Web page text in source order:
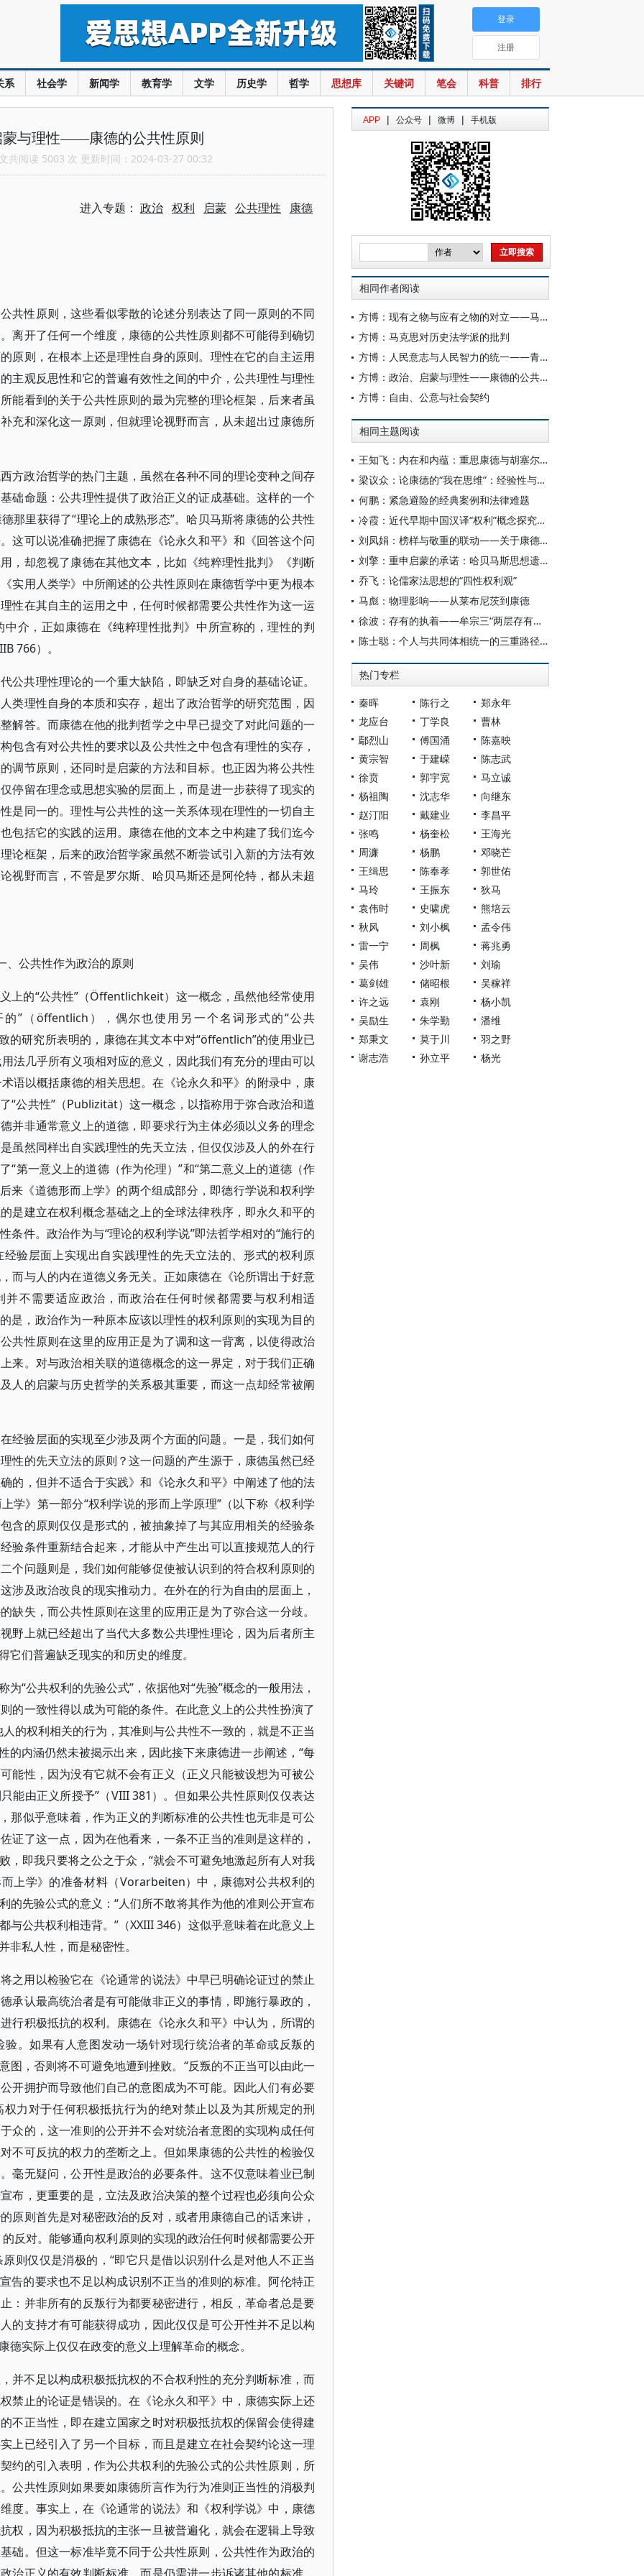
系 社会学 新闻学 教育学 文学 历史学 哲学 思想库 关键词 笔会 科普 排行
登录
注册
蒙与理性——康德的公共性原则
阅读 5003 次 更新时间：2024-03-27 00:32
进入专题： 政治 权利 启蒙 公共理性 康德
共性原则，这些看似零散的论述分别表达了同一原则的不同
离开了任何一个维度，康德的公共性原则都不可能得到确切
原则，在根本上还是理性自身的原则。理性在它的自主运用
主观反思性和它的普遍有效性之间的中介，公共理性与理性
能看到的关于公共性原则的最为完整的理论框架，后来者虽
充和深化这一原则，但就理论视野而言，从未超出过康德所
方政治哲学的热门主题，虽然在各种不同的理论变种之间存
础命题：公共理性提供了政治正义的证成基础。这样的一个
那里获得了“理论上的成熟形态”。哈贝马斯将康德的公共性
这可以说准确把握了康德在《论永久和平》和《回答这个问
，却忽视了康德在其他文本，比如《纯粹理性批判》《判断
实用人类学》中所阐述的公共性原则在康德哲学中更为根本
性在其自主的运用之中，任何时候都需要公共性作为这一运
介，正如康德在《纯粹理性批判》中所宣称的，理性的判
766）。
公共理性理论的一个重大缺陷，即缺乏对自身的基础论证。
类理性自身的本质和实存，超出了政治哲学的研究范围，因
解答。而康德在他的批判哲学之中早已提交了对此问题的一
包含有对公共性的要求以及公共性之中包含有理性的实存，
调节原则，还同时是启蒙的方法和目标。也正因为将公共性
停留在理念或思想实验的层面上，而是进一步获得了现实的
是同一的。理性与公共性的这一关系体现在理性的一切自主
包括它的实践的运用。康德在他的文本之中构建了我们迄今
论框架，后来的政治哲学家虽然不断尝试引入新的方法有效
视野而言，不管是罗尔斯、哈贝马斯还是阿伦特，都从未超
、公共性作为政治的原则
上的“公共性”（Öffentlichkeit）这一概念，虽然他经常使用
”（öffentlich），偶尔也使用另一个名词形式的“公共
的研究所表明的，康德在其文本中对“öffentlich”的使用业已
法几乎所有义项相对应的意义，因此我们有充分的理由可以
语以概括康德的相关思想。在《论永久和平》的附录中，康
“公共性”（Publizität）这一概念，以指称用于弥合政治和道
并非通常意义上的道德，即要求行为主体必须以义务的理念
虽然同样出自实践理性的先天立法，但仅仅涉及人的外在行
“第一意义上的道德（作为伦理）”和“第二意义上的道德（作
来《道德形而上学》的两个组成部分，即德行学说和权利学
是建立在权利概念基础之上的全球法律秩序，即永久和平的
条件。政治作为与“理论的权利学说”即法哲学相对的“施行的
验层面上实现出自实践理性的先天立法的、形式的权利原
而与人的内在道德义务无关。正如康德在《论所谓出于好意
不需要适应政治，而政治在任何时候都需要与权利相适
是，政治作为一种原本应该以理性的权利原则的实现为目的
共性原则在这里的应用正是为了调和这一背离，以使得政治
来。对与政治相关联的道德概念的这一界定，对于我们正确
人的启蒙与历史哲学的关系极其重要，而这一点却经常被阐
经验层面的实现至少涉及两个方面的问题。一是，我们如何
性的先天立法的原则？这一问题的产生源于，康德虽然已经
的，但并不适合于实践》和《论永久和平》中阐述了他的法
学》第一部分“权利学说的形而上学原理”（以下称《权利学
含的原则仅仅是形式的，被抽象掉了与其应用相关的经验条
验条件重新结合起来，才能从中产生出可以直接规范人的行
个问题则是，我们如何能够促使被认识到的符合权利原则的
涉及政治改良的现实推动力。在外在的行为自由的层面上，
缺失，而公共性原则在这里的应用正是为了弥合这一分歧。
野上就已经超出了当代大多数公共理性理论，因为后者所主
们普遍缺乏现实的和历史的维度。
“公共权利的先验公式”，依据他对“先验”概念的一般用法，
的一致性得以成为可能的条件。在此意义上的公共性扮演了
的权利相关的行为，其准则与公共性不一致的，就是不正当
的内涵仍然未被揭示出来，因此接下来康德进一步阐述，“每
能性，因为没有它就不会有正义（正义只能被设想为可被公
能由正义所授予”（VIII 381）。但如果公共性原则仅仅表达
那似乎意味着，作为正义的判断标准的公共性也无非是可公
证了这一点，因为在他看来，一条不正当的准则是这样的，
，即我只要将之公之于众，“就会不可避免地激起所有人对我
上学》的准备材料（Vorarbeiten）中，康德对公共权利的
的先验公式的意义：“人们所不敢将其作为他的准则公开宣布
与公共权利相违背。”（XXIII 346）这似乎意味着在此意义上
私人性，而是秘密性。
之用以检验它在《论通常的说法》中早已明确论证过的禁止
承认最高统治者是有可能做非正义的事情，即施行暴政的，
行积极抵抗的权利。康德在《论永久和平》中认为，所谓的
。如果有人意图发动一场针对现行统治者的革命或反叛的
图，否则将不可避免地遭到挫败。“反叛的不正当可以由此一
开拥护而导致他们自己的意图成为不可能。因此人们有必要
力对于任何积极抵抗行为的绝对禁止以及为其所规定的刑
众的，这一准则的公开并不会对统治者意图的实现构成任何
不可反抗的权力的垄断之上。但如果康德的公共性的检验仅
毫无疑问，公开性是政治的必要条件。这不仅意味着业已制
布，更重要的是，立法及政治决策的整个过程也必须向公众
原则首先是对秘密政治的反对，或者用康德自己的话来讲，
反对。能够通向权利原则的实现的政治任何时候都需要公开
则仅仅是消极的，“即它只是借以识别什么是对他人不正当
告的要求也不足以构成识别不正当的准则的标准。阿伦特正
：并非所有的反叛行为都要秘密进行，相反，革命者总是要
的支持才有可能获得成功，因此仅仅是可公开性并不足以构
实际上仅仅在政变的意义上理解革命的概念。
并不足以构成积极抵抗权的不合权利性的充分判断标准，而
禁止的论证是错误的。在《论永久和平》中，康德实际上还
不正当性，即在建立国家之时对积极抵抗权的保留会使得建
上已经引入了另一个目标，而且是建立在社会契约论这一理
约的引入表明，作为公共权利的先验公式的公共性原则，所
公共性原则如果要如康德所言作为行为准则正当性的消极判
度。事实上，在《论通常的说法》和《权利学说》中，康德
权，因为积极抵抗的主张一旦被普遍化，就会在逻辑上导致
础。但这一标准毕竟不同于公共性原则，公共性作为政治的
APP | 公众号 | 微博 | 手机版
相同作者阅读
方博：现有之物与应有之物的对立——马克思最初的哲学困惑及其解答
方博：马克思对历史法学派的批判
方博：人民意志与人民智力的统一——青年马克思的共和主义困境及出路
方博：政治、启蒙与理性——康德的公共性原则
方博：自由、公意与社会契约
相同主题阅读
王知飞：内在和内蕴：重思康德与胡塞尔超越论之差别
梁议众：论康德的“我在思维”：经验性与先天性何以不相容
何鹏：紧急避险的经典案例和法律难题
冷霞：近代早期中国汉译“权利”概念探究——基于《万国公法》与《公法便览》的结构性考察
刘凤娟：榜样与敬重的联动——关于康德道德驱动问题的一项推进性研究
刘擎：重申启蒙的承诺：哈贝马斯思想遗产及其当代处境
乔飞：论儒家法思想的“四性权利观”
马彪：物理影响——从莱布尼茨到康德
徐波：存有的执着——牟宗三“两层存有论”中的佛学与康德
陈士聪：个人与共同体相统一的三重路径：康德、黑格尔与阿多诺
热门专栏
秦晖 陈行之
郑永年
龙应台
丁学良
曹林
鄢烈山
傅国涌
陈嘉映
黄宗智
于建嵘
陈志武
徐贲
郭宇宽
马立诚
杨祖陶
沈志华
向继东
赵汀阳
戴建业
李昌平
张鸣
杨奎松
王海光
周濂
杨鹏
邓晓芒
王缉思
陈奉孝
郭世佑
马玲
王振东
狄马
袁伟时
史啸虎
熊培云
秋风
刘小枫
孟令伟
雷一宁
周枫
蒋兆勇
吴伟
沙叶新
刘瑜
葛剑雄
储昭根
吴稼祥
许之远
袁刚
杨小凯
吴励生
朱学勤
潘维
郑秉文
莫于川
羽之野
谢志浩
孙立平 杨光